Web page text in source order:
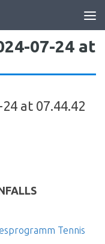
07-24 at
at 07.44.42